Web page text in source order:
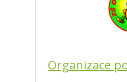
Organizace